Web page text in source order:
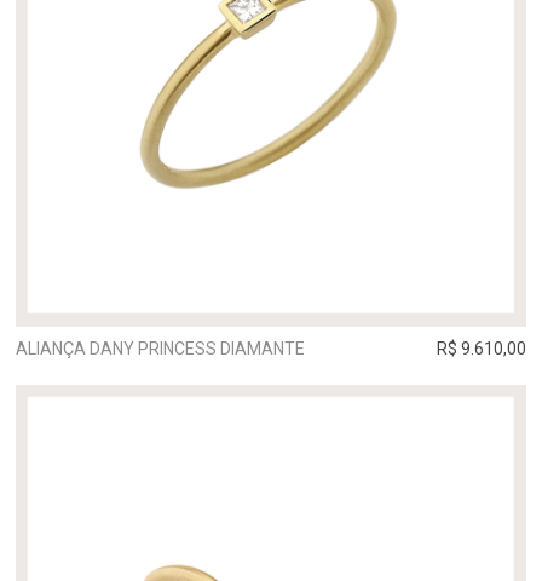
ALIANÇA DANY PRINCESS DIAMANTE R$ 9.610,00